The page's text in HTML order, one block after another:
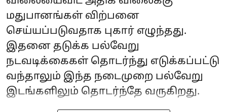
மதுபானங்கள் விற்பனை
செய்யப்படுவதாக புகார் எழுந்தது.
இதனை தடுக்க பல்வேறு
நடவடிக்கைகள் தொடர்ந்து எடுக்கப்பட்டு
வந்தாலும் இந்த நடைமுறை பல்வேறு
இடங்களிலும் தொடர்ந்தே வருகிறது.